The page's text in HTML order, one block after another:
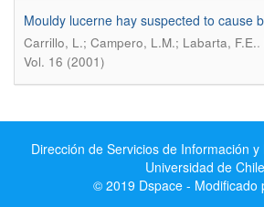
Mouldy lucerne hay suspected to cause
Carrillo, L.; Campero, L.M.; Labarta, F.E..
Vol. 16 (2001)
Dirección de Servicios de Información
Universidad de Chile
© 2019 Dspace - Modificado